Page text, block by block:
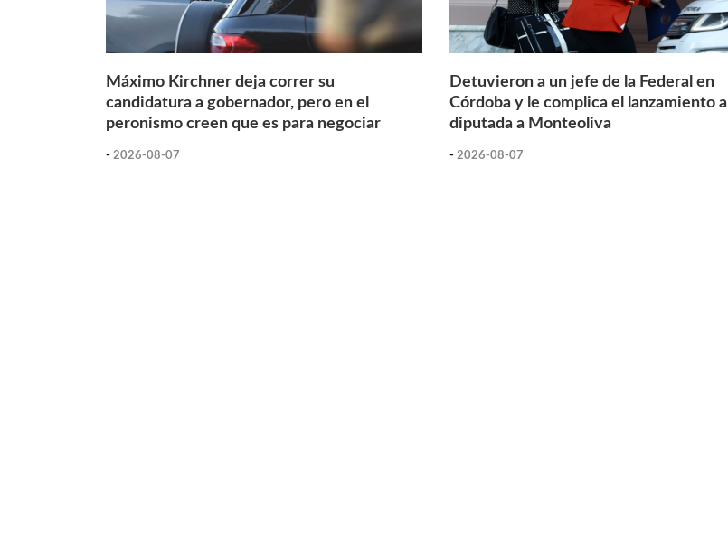
Máximo Kirchner deja correr su
candidatura a gobernador, pero en el
peronismo creen que es para negociar
- 2026-08-07
Detuvieron a un jefe de la Federal en
Córdoba y le complica el lanzamiento a
diputada a Monteoliva
- 2026-08-07